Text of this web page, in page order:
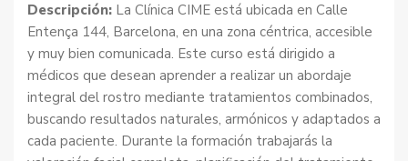
Descripción: La Clínica CIME está ubicada en Calle
Entença 144, Barcelona, en una zona céntrica, accesible
y muy bien comunicada. Este curso está dirigido a
médicos que desean aprender a realizar un abordaje
integral del rostro mediante tratamientos combinados,
buscando resultados naturales, armónicos y adaptados a
cada paciente. Durante la formación trabajarás la